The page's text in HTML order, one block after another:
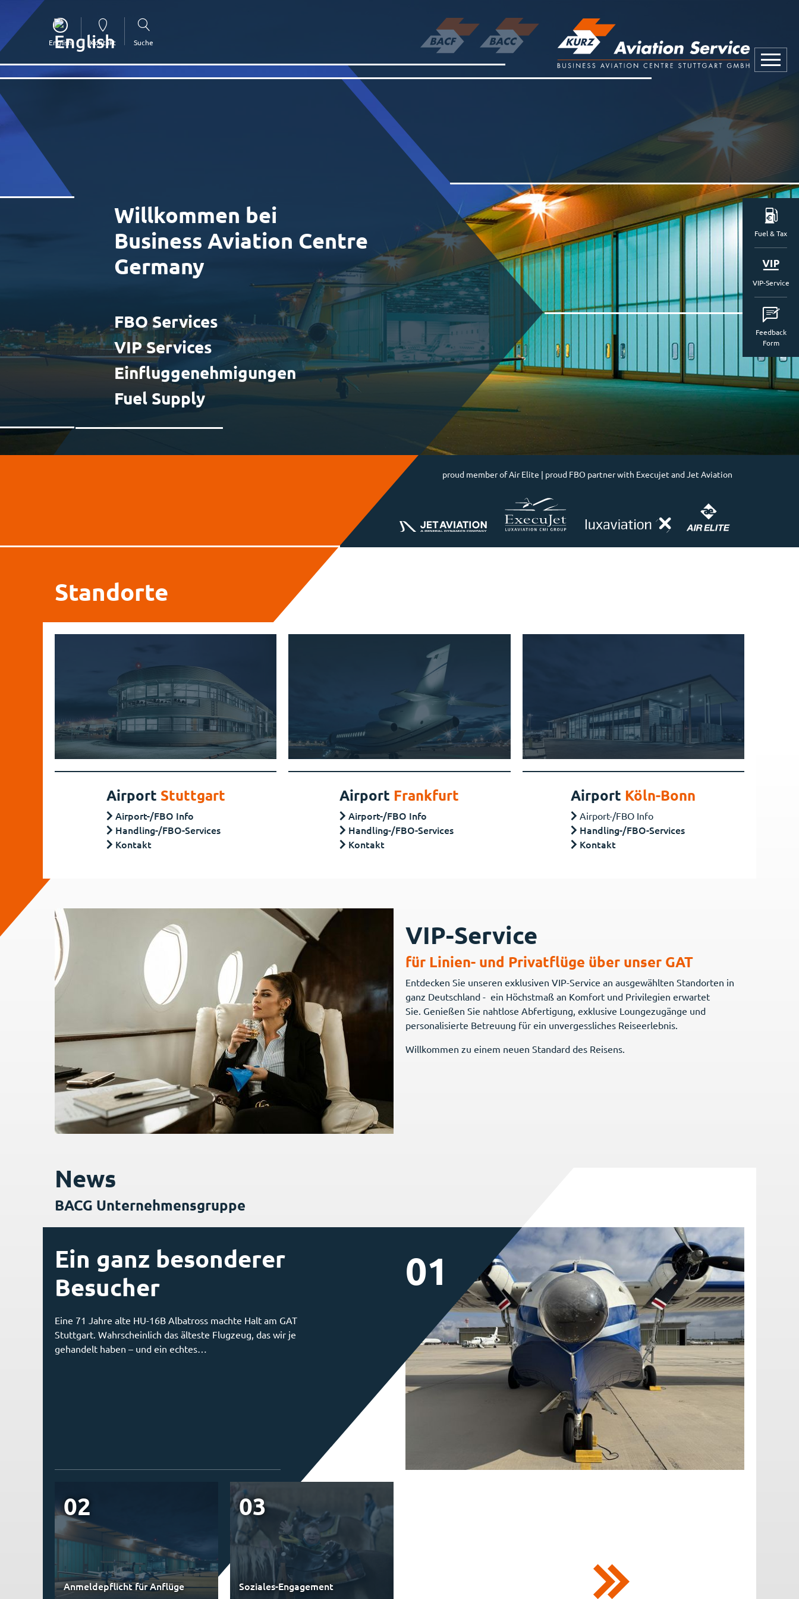
English Kontakt Suche
Fuel & Tax
VIP-Service
Feedback
Form
Willkommen bei
Business Aviation Centre
Germany
FBO Services
VIP Services
Einfluggenehmigungen
Fuel Supply
proud member of Air Elite | proud FBO partner with Execujet and Jet Aviation
Standorte
Airport Stuttgart
Airport-/FBO Info
Handling-/FBO-Services
Kontakt
Airport Frankfurt
Airport-/FBO Info
Handling-/FBO-Services
Kontakt
Airport Köln-Bonn
Airport-/FBO Info
Handling-/FBO-Services
Kontakt
VIP-Service
für Linien- und Privatflüge über unser GAT
Entdecken Sie unseren exklusiven VIP-Service an ausgewählten Standorten in
ganz Deutschland - ein Höchstmaß an Komfort und Privilegien erwartet
Sie. Genießen Sie nahtlose Abfertigung, exklusive Loungezugänge und
personalisierte Betreuung für ein unvergessliches Reiseerlebnis.
Willkommen zu einem neuen Standard des Reisens.
News
BACG Unternehmensgruppe
Ein ganz besonderer
Besucher
Eine 71 Jahre alte HU-16B Albatross machte Halt am GAT
Stuttgart. Wahrscheinlich das älteste Flugzeug, das wir je
gehandelt haben – und ein echtes…
01
02
Anmeldepflicht für Anflüge
03
Soziales-Engagement